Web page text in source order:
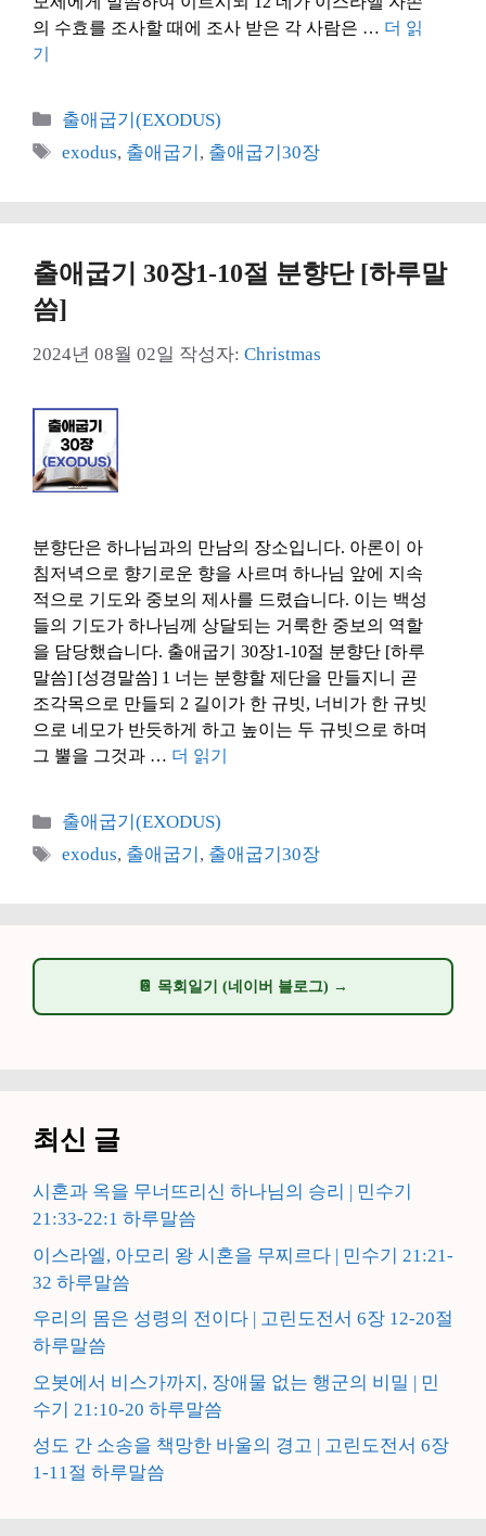
의 수효를 조사할 때에 조사 받은 각 사람은 … 더 읽
기
카
출애굽기(EXODUS)
태
exodus, 출애굽기 , 출애굽기30장
출애굽기 30장1-10절 분향단 [하루말
씀]
2024년 08월 02일 작성자: Christmas
분향단은 하나님과의 만남의 장소입니다. 아론이 아
침저녁으로 향기로운 향을 사르며 하나님 앞에 지속
적으로 기도와 중보의 제사를 드렸습니다. 이는 백성
들의 기도가 하나님께 상달되는 거룩한 중보의 역할
을 담당했습니다. 출애굽기 30장1-10절 분향단 [하루
말씀] [성경말씀] 1 너는 분향할 제단을 만들지니 곧
조각목으로 만들되 2 길이가 한 규빗, 너비가 한 규빗
으로 네모가 반듯하게 하고 높이는 두 규빗으로 하며
그 뿔을 그것과 … 더 읽기
카
출애굽기(EXODUS)
태
exodus, 출애굽기 , 출애굽기30장
📔 목회일기 (네이버 블로그) →
최신 글
시혼과 옥을 무너뜨리신 하나님의 승리 | 민수기
21:33-22:1 하루말씀
이스라엘, 아모리 왕 시혼을 무찌르다 | 민수기 21:21-
32 하루말씀
우리의 몸은 성령의 전이다 | 고린도전서 6장 12-20절
하루말씀
오봇에서 비스가까지, 장애물 없는 행군의 비밀 | 민
수기 21:10-20 하루말씀
성도 간 소송을 책망한 바울의 경고 | 고린도전서 6장
1-11절 하루말씀